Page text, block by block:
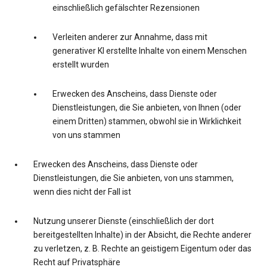
einschließlich gefälschter Rezensionen
Verleiten anderer zur Annahme, dass mit
generativer KI erstellte Inhalte von einem Menschen
erstellt wurden
Erwecken des Anscheins, dass Dienste oder
Dienstleistungen, die Sie anbieten, von Ihnen (oder
einem Dritten) stammen, obwohl sie in Wirklichkeit
von uns stammen
Erwecken des Anscheins, dass Dienste oder
Dienstleistungen, die Sie anbieten, von uns stammen,
wenn dies nicht der Fall ist
Nutzung unserer Dienste (einschließlich der dort
bereitgestellten Inhalte) in der Absicht, die Rechte anderer
zu verletzen, z. B. Rechte an geistigem Eigentum oder das
Recht auf Privatsphäre